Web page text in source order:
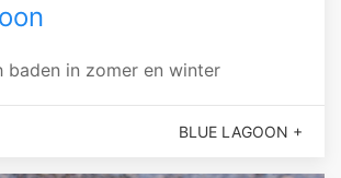
baden in zomer en winter
BLUE LAGOON +